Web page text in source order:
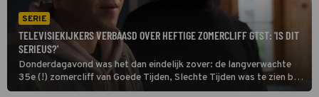
SERIE
TELEVISIEKIJKERS VERBAASD OVER HEFTIGE ZOMERCLIFF GTST: 'IS DIT
SERIEUS?'
Donderdagavond was het dan eindelijk zover: de langverwachte
35e (!) zomercliff van Goede Tijden, Slechte Tijden was te zien bij
RTL4. Op social media regent het reacties.